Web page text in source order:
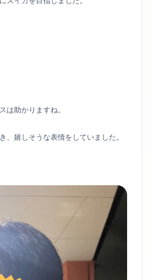
は助かりますね。
、嬉しそうな表情をしていました。